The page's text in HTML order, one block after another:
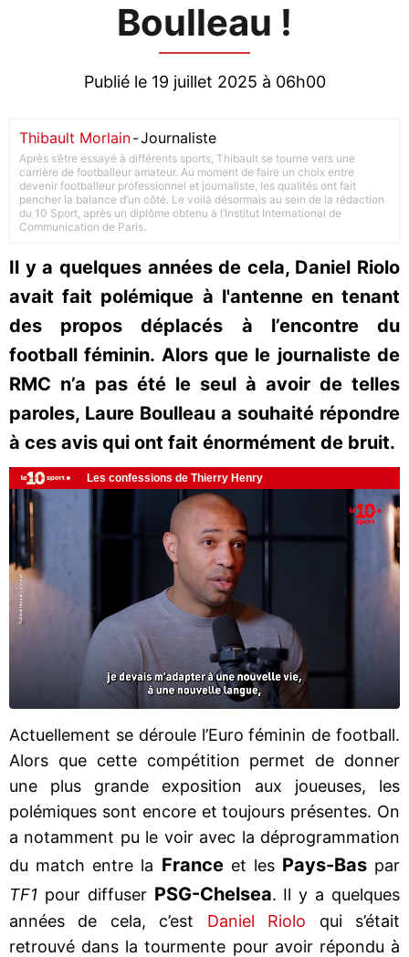
Boulleau !
Publié le 19 juillet 2025 à 06h00
Thibault Morlain-Journaliste
Après s’être essayé à différents sports, Thibault se tourne vers une
carrière de footballeur amateur. Au moment de faire un choix entre
devenir footballeur professionnel et journaliste, les qualités ont fait
pencher la balance d’un côté. Le voilà désormais au sein de la rédaction
du 10 Sport, après un diplôme obtenu à l’Institut International de
Communication de Paris.
Il y a quelques années de cela, Daniel Riolo
avait fait polémique à l'antenne en tenant
des propos déplacés à l’encontre du
football féminin. Alors que le journaliste de
RMC n’a pas été le seul à avoir de telles
paroles, Laure Boulleau a souhaité répondre
à ces avis qui ont fait énormément de bruit.
Actuellement se déroule l’Euro féminin de football.
Alors que cette compétition permet de donner
une plus grande exposition aux joueuses, les
polémiques sont encore et toujours présentes. On
a notamment pu le voir avec la déprogrammation
du match entre la Franceet les Pays-Baspar
TF1 pour diffuser PSG-Chelsea. Il y a quelques
années de cela, c’est Daniel Riolo qui s’était
retrouvé dans la tourmente pour avoir répondu à